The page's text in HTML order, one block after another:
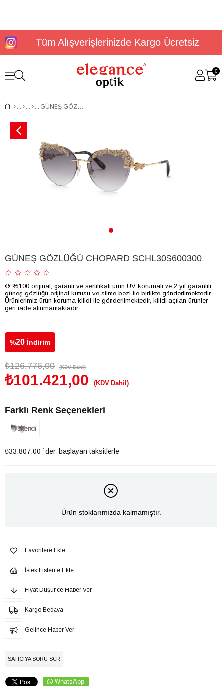
Tüm Alışverişlerinizde Kargo Ücretsiz
0
GÜNEŞ GÖZLÜĞÜ CHOPARD SCHL30S600300
GÜNEŞ GÖZLÜĞÜ CHOPARD SCHL30S600300
® %100 orijinal, garanti ve sertifikalı ürün UV korumalı ve 2 yıl garantili
güneş gözlüğü orijinal kutusu ve silme bezi ile birlikte gönderilmektedir.
Ürünlerimiz ürün koruma kilidi ile gönderilmektedir, kilidi açılan ürünler
geri iade alınmamaktadır.
%20 İndirim
₺126.776,00 (KDV Dahil)
₺101.421,00 (KDV Dahil)
Farklı Renk Seçenekleri
Tükendi
₺33.807,00 `den başlayan taksitlerle
Ürün stoklarımızda kalmamıştır.
Favorilere Ekle
İstek Listeme Ekle
Fiyat Düşünce Haber Ver
Kargo Bedava
Gelince Haber Ver
SATICIYA SORU SOR
WhatsApp